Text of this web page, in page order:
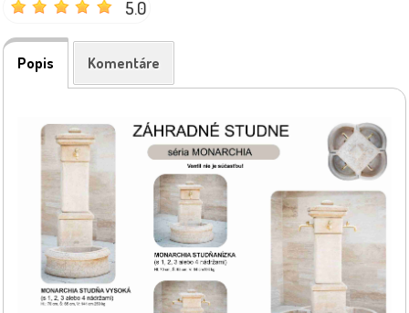
5.0
Popis Komentáre